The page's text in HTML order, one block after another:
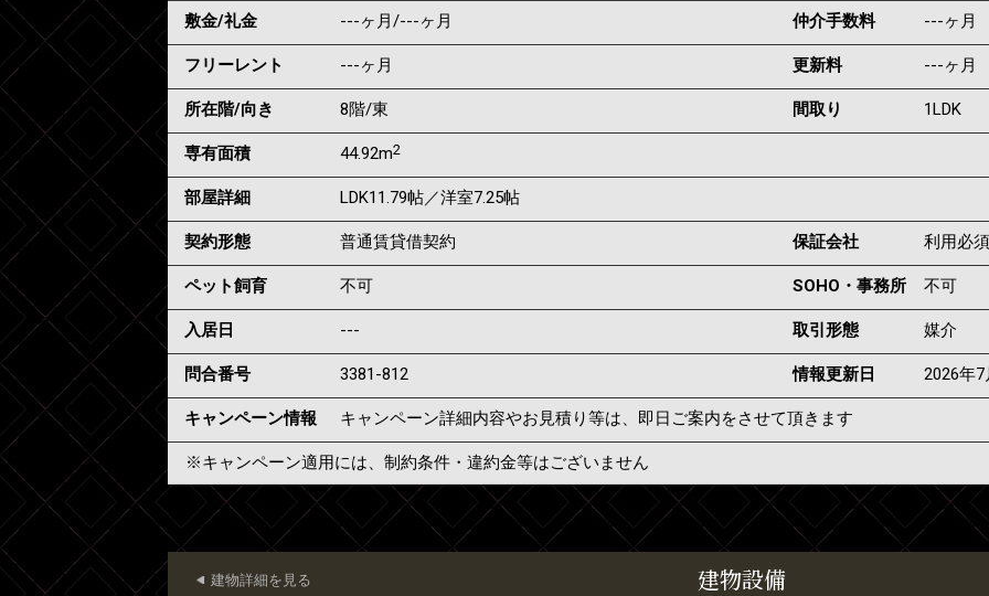
敷金/礼金 ---ヶ月/---ヶ月 仲介手数料 ---ヶ月
フリーレント ---ヶ月 更新料 ---ヶ月
所在階/向き 8階/東 間取り 1LDK
専有面積 44.92m2
部屋詳細 LDK11.79帖／洋室7.25帖
契約形態 普通賃貸借契約 保証会社 利用必須
ペット飼育 不可 SOHO・事務所 不可
入居日 --- 取引形態 媒介
問合番号 3381-812 情報更新日 2026年
キャンペーン情報 キャンペーン詳細内容やお見積り等は、即日ご案内をさせて頂きます
※キャンペーン適用には、制約条件・違約金等はございません
建物設備
建物詳細を見る